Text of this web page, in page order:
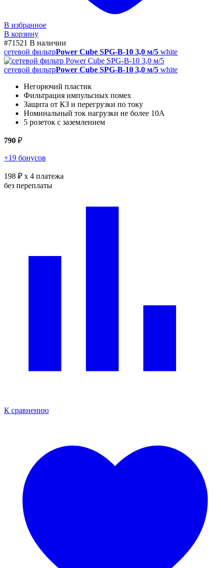
В избранное
В корзину
#71521 В наличии
сетевой фильтрPower Cube SPG-B-10 3,0 м/5 white
сетевой фильтрPower Cube SPG-B-10 3,0 м/5 white
Негорючий пластик
Фильтрация импульсных помех
Защита от КЗ и перегрузки по току
Номинальный ток нагрузки не более 10А
5 розеток с заземлением
790 ₽
+19 бонусов
198 ₽ x 4 платежа
без переплаты
К сравнению